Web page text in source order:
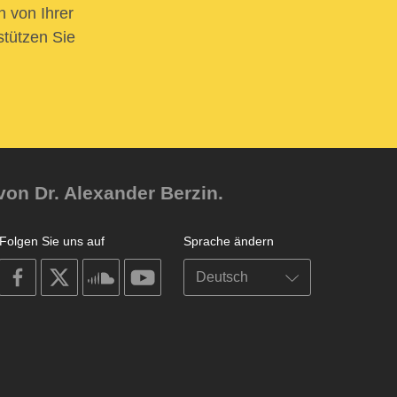
von Ihrer
Sie
Dr. Alexander Berzin.
Sprache ändern
Folgen Sie uns auf
on
facebook
on
on
soundcloudyoutube